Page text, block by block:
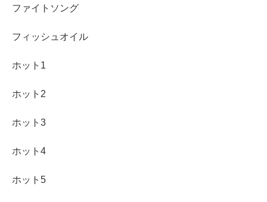
ファイトソング
フィッシュオイル
ホット1
ホット2
ホット3
ホット4
ホット5